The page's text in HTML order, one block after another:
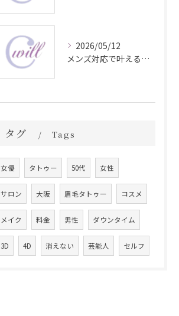
2026/05/12
メンズ対応で叶える自然な眉毛タトゥーの魅力
タグ Tags
女優 タトゥー 50代 女性
サロン 大阪 眉毛タトゥー コスメ
メイク 料金 男性 ダウンタイム
3D 4D 消えない 芸能人 セルフ